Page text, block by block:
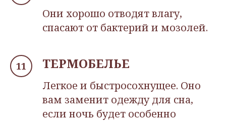
Они хорошо отводят влагу,
спасают от бактерий и мозолей.
ТЕРМОБЕЛЬЕ
Легкое и быстросохнущее. Оно
вам заменит одежду для сна,
если ночь будет особенно